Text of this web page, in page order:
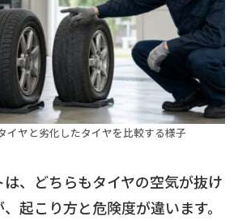
イヤと劣化したタイヤを比較する様子
、どちらもタイヤの空気が抜け
起こり方と危険度が違います。